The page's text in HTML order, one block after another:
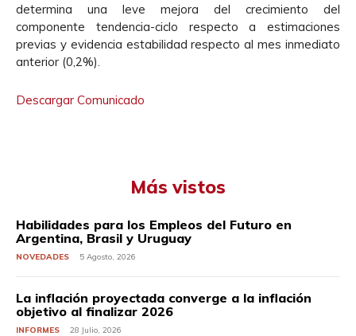
determina una leve mejora del crecimiento del
componente tendencia-ciclo respecto a estimaciones
previas y evidencia estabilidad respecto al mes inmediato
anterior (0,2%).
Descargar Comunicado
Más vistos
Habilidades para los Empleos del Futuro en
Argentina, Brasil y Uruguay
NOVEDADES 5 Agosto, 2026
La inflación proyectada converge a la inflación
objetivo al finalizar 2026
INFORMES 28 Julio, 2026